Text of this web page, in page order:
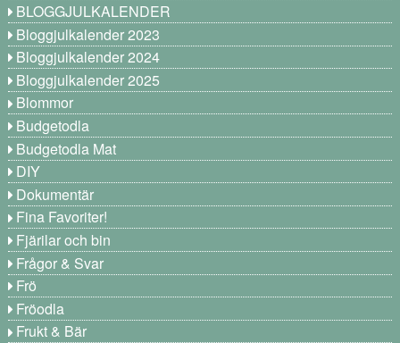
BLOGGJULKALENDER
Bloggjulkalender 2023
Bloggjulkalender 2024
Bloggjulkalender 2025
Blommor
Budgetodla
Budgetodla Mat
DIY
Dokumentär
Fina Favoriter!
Fjärilar och bin
Frågor & Svar
Frö
Fröodla
Frukt & Bär